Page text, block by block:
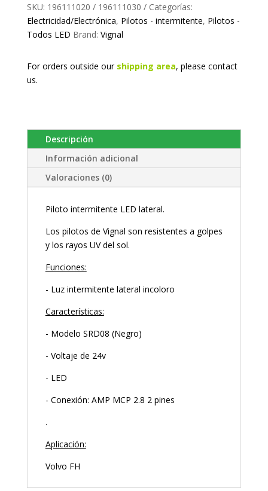
cantidad
SKU: 196111020 / 196111030
Categorías:
Electricidad/Electrónica, Pilotos - intermitente, Pilotos -
Todos LED Brand: Vignal
For orders outside our shipping area, please contact
us.
Descripción
Información adicional
Valoraciones (0)
Piloto intermitente LED lateral.
Los pilotos de Vignal son resistentes a golpes
y los rayos UV del sol.
Funciones:
- Luz intermitente lateral incoloro
Características:
- Modelo SRD08 (Negro)
- Voltaje de 24v
- LED
- Conexión: AMP MCP 2.8 2 pines
.
Aplicación:
Volvo FH